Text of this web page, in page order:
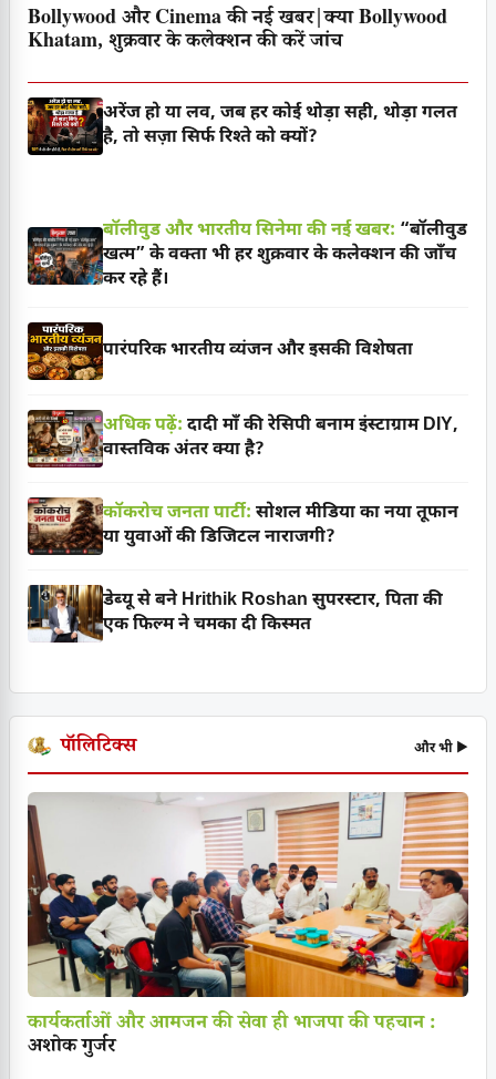
Bollywood और Cinema की नई खबर|क्या Bollywood
Khatam, शुक्रवार के कलेक्शन की करें जांच
अरेंज हो या लव, जब हर कोई थोड़ा सही, थोड़ा गलत
है, तो सज़ा सिर्फ रिश्ते को क्यों?
बॉलीवुड और भारतीय सिनेमा की नई खबर: “बॉलीवुड
खत्म” के वक्ता भी हर शुक्रवार के कलेक्शन की जाँच
कर रहे हैं।
पारंपरिक भारतीय व्यंजन और इसकी विशेषता
अधिक पढ़ें: दादी माँ की रेसिपी बनाम इंस्टाग्राम DIY,
वास्तविक अंतर क्या है?
कॉकरोच जनता पार्टी: सोशल मीडिया का नया तूफान
या युवाओं की डिजिटल नाराजगी?
डेब्यू से बने Hrithik Roshan सुपरस्टार, पिता की
एक फिल्म ने चमका दी किस्मत
पॉलिटिक्स और भी ▶
कार्यकर्ताओं और आमजन की सेवा ही भाजपा की पहचान :
अशोक गुर्जर